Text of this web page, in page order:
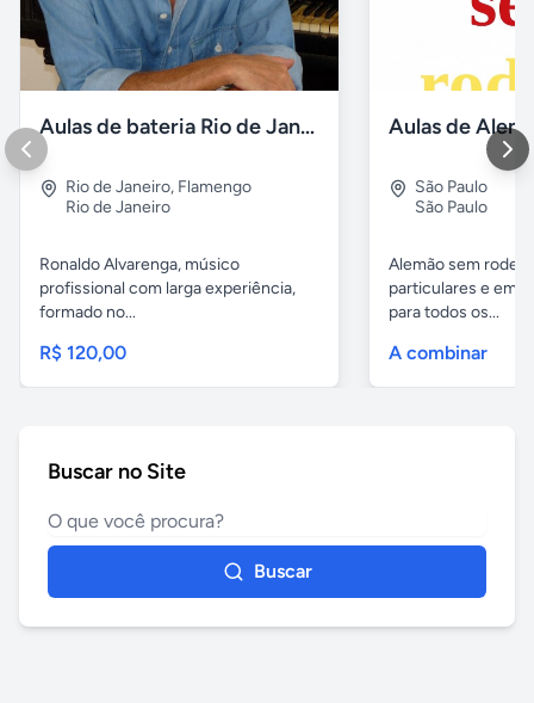
Aulas de bateria Rio de Janeiro
Rio de Janeiro, Flamengo
Rio de Janeiro
Ronaldo Alvarenga, músico
profissional com larga experiência,
formado no...
R$ 120,00
São Paulo
São Paulo
Alemão sem
particulares e em
para todos os...
A combinar
Buscar no Site
Buscar